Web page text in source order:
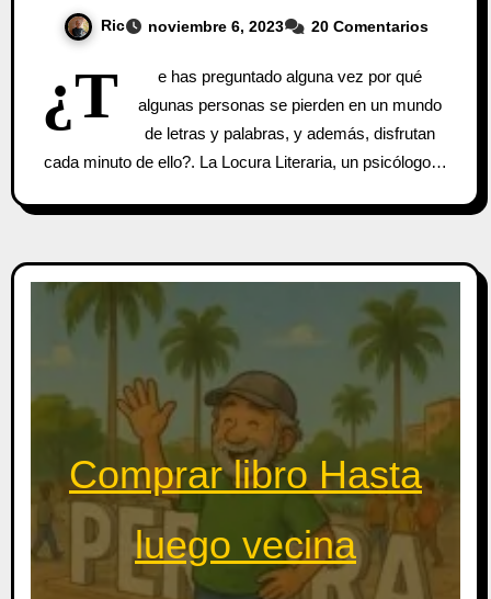
Ric noviembre 6, 2023 20 Comentarios
¿T
e has preguntado alguna vez por qué
algunas personas se pierden en un mundo
de letras y palabras, y además, disfrutan
cada minuto de ello?. La Locura Literaria, un psicólogo…
Comprar libro Hasta
luego vecina